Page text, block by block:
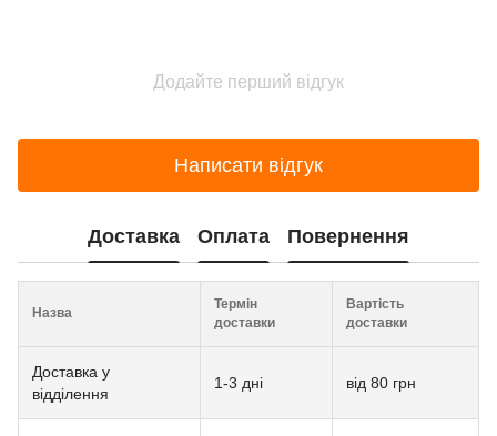
Додайте перший відгук
Написати відгук
Доставка Оплата Повернення
Назва
Термін
доставки
Вартість
доставки
Доставка у
відділення
1-3 дні від 80 грн